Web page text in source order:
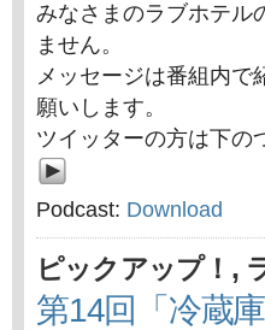
みなさまのラブホテル
ません。
メッセージは番組内で
願いします。
ツイッターの方は下の
Podcast: Download
ピックアップ！ ,
第14回「冷蔵